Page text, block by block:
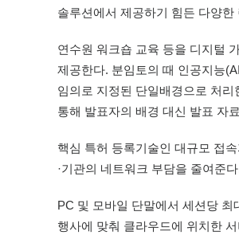
솔루션에서 제공하기 힘든 다양
연수원 워크숍 교육 등을 디지털
제공한다. 분임토의 때 인공지능
임의로 지정된 단일배경으로 처
통해 발표자의 배경 대신 발표 자
핵심 특허 등록기술인 대규모 접
·기관의 네트워크 부담을 줄여준
PC 및 모바일 단말에서 세션당
행사에 맞춰 클라우드에 위치한